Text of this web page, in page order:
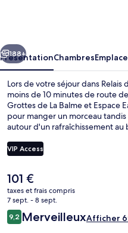
Suivant
188+
PrésentationChambres
Lors de votre séjour dans
moins de 10 minutes de route
Grottes de La Balme et Espace
pour manger un morceau
autour d'un rafraîchissement
Époque abrite en outre un
vélo électrique.
VIP Access
Le
prix
actuel
est
de
101 €
taxes et frais compris
7 sept. - 8 sept.
Avis
voyageurs
9,29,2 sur 10
MerveilleuxAfficher